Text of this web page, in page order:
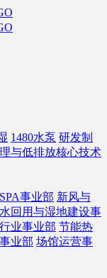
1480水泵 研发制
与低排放核心技术
事业部 新风与
回用与湿地建设事
业事业部 节能热
业部 场馆运营事